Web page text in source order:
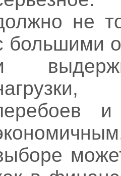
не
большими